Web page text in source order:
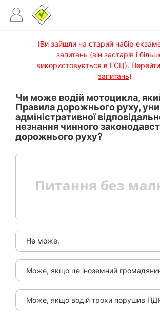
(Ви зайшли на старий набір
запитань (він застарів і
використовується в ГСЦ).
запитань)
Чи може водій мотоцикла,
Правила дорожнього руху,
адміністративної
незнання чинного
дорожнього руху?
Не може.
Може, якщо це іноземний
Може, якщо водій трохи порушив